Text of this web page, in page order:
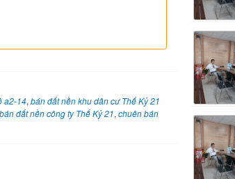
a2-14, bán đất nền khu dân cư Thế Kỷ 21
đất nền công ty Thế Kỷ 21, chuên bán